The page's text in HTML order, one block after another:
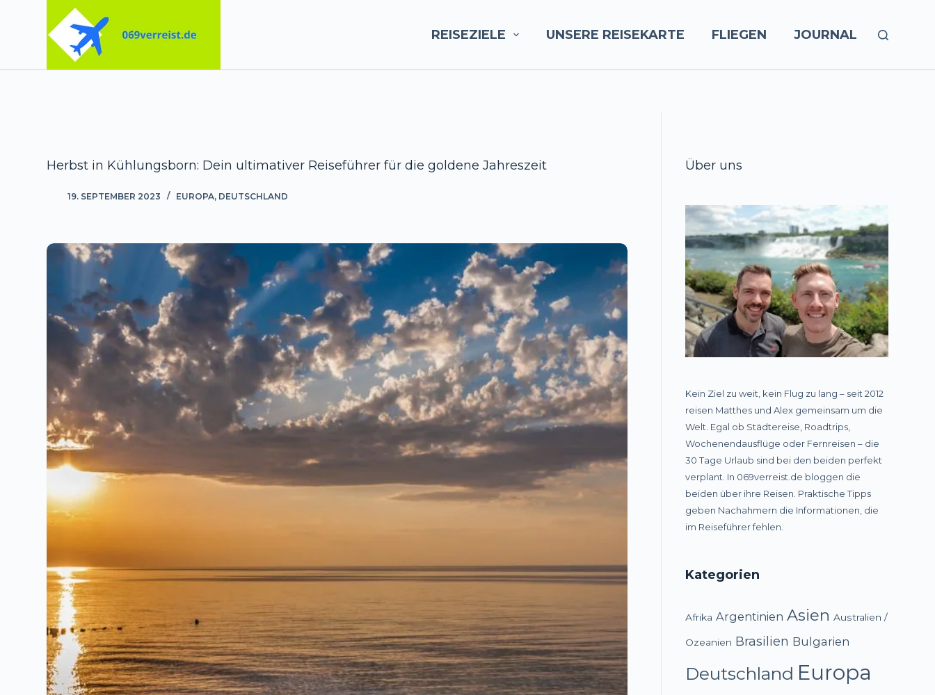
REISEZIELE UNSERE REISEKARTE FLIEGEN JOURNAL
Herbst in Kühlungsborn: Dein ultimativer Reiseführer für die goldene Jahreszeit
19. SEPTEMBER 2023 EUROPA, DEUTSCHLAND
Über uns
Kein Ziel zu weit, kein Flug zu lang – seit 2012
reisen Matthes und Alex gemeinsam um die
Welt. Egal ob Städtereise, Roadtrips,
Wochenendausflüge oder Fernreisen – die
30 Tage Urlaub sind bei den beiden perfekt
verplant. In 069verreist.de bloggen die
beiden über ihre Reisen. Praktische Tipps
geben Nachahmern die Informationen, die
im Reiseführer fehlen.
Kategorien
Afrika Argentinien Asien Australien /
Ozeanien Brasilien Bulgarien
Deutschland Europa